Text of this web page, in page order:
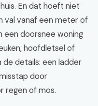
En dat hoeft niet
val vanaf een meter of
een doorsnee woning
hoofdletsel of
de details: een ladder
door
regen of mos.